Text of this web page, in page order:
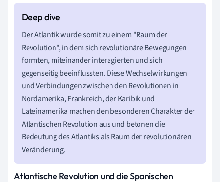
Der Atlantik wurde somit zu einem "Raum der
Revolution", in dem sich revolutionäre Bewegungen
formten, miteinander interagierten und sich
gegenseitig beeinflussten. Diese Wechselwirkungen
und Verbindungen zwischen den Revolutionen in
Nordamerika, Frankreich, der Karibik und
Lateinamerika machen den besonderen Charakter der
Atlantischen Revolution aus und betonen die
Bedeutung des Atlantiks als Raum der revolutionären
Veränderung.
Atlantische Revolution und die Spanischen